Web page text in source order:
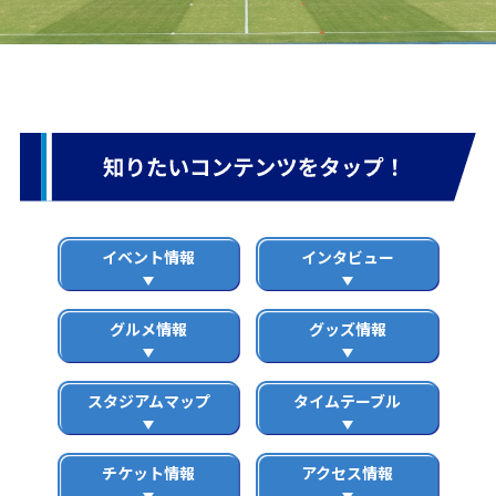
イベント情報 インタビュー
グルメ情報 グッズ情報
スタジアムマップ タイムテーブル
チケット情報 アクセス情報